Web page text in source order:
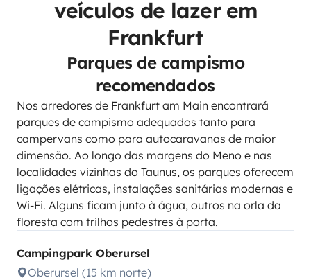
veículos de lazer em
Frankfurt
Parques de campismo
recomendados
Nos arredores de Frankfurt am Main encontrará
parques de campismo adequados tanto para
campervans como para autocaravanas de maior
dimensão. Ao longo das margens do Meno e nas
localidades vizinhas do Taunus, os parques oferecem
ligações elétricas, instalações sanitárias modernas e
Wi-Fi. Alguns ficam junto à água, outros na orla da
floresta com trilhos pedestres à porta.
Campingpark Oberursel
Oberursel (15 km norte)